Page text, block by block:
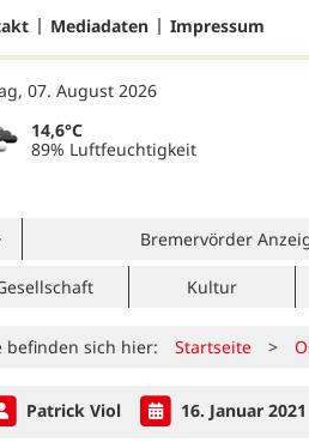
Mediadaten Impressum
07. August 2026
14,6°C
89% Luftfeuchtigkeit
Bremervörder
Kultur
befinden sich hier: Startseite >
Patrick Viol 16. Januar 2021